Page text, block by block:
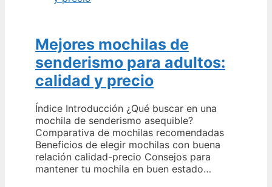
Mejores mochilas de
senderismo para adultos:
calidad y precio
Índice Introducción ¿Qué buscar en una
mochila de senderismo asequible?
Comparativa de mochilas recomendadas
Beneficios de elegir mochilas con buena
relación calidad-precio Consejos para
mantener tu mochila en buen estado…